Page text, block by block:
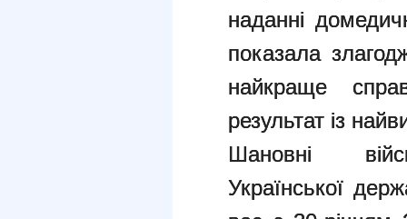
наданні
показала
найкраще
результат із
Шановні
Української